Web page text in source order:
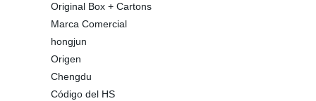
Original Box + Cartons
Marca Comercial
hongjun
Origen
Chengdu
Código del HS